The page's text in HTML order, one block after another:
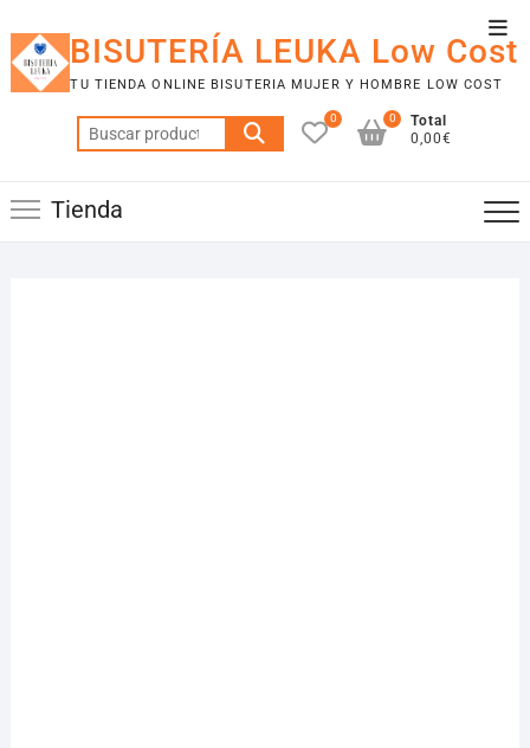
contenido
de
la
BISUTERÍA LEUKA Low Cost
TU TIENDA ONLINE BISUTERIA MUJER Y HOMBRE LOW COST
Buscar
por:
0
Total
0,00€
0
Tienda